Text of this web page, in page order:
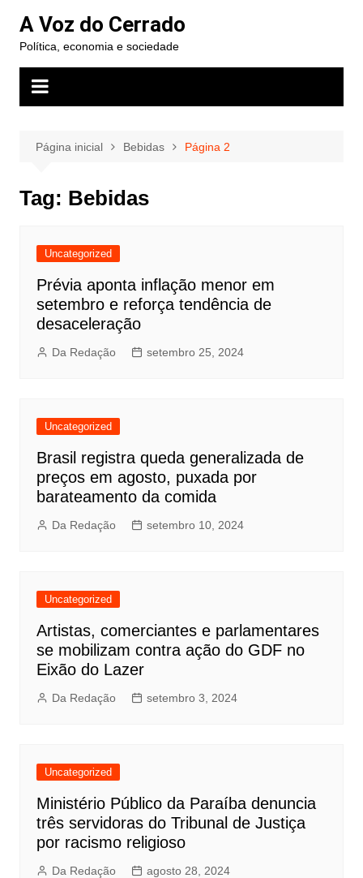
para
conteúdo
A Voz do Cerrado
Política, economia e sociedade
Página inicial Bebidas Página 2
Tag: Bebidas
Uncategorized
Prévia aponta inflação menor em
setembro e reforça tendência de
desaceleração
Da Redação setembro 25, 2024
Uncategorized
Brasil registra queda generalizada de
preços em agosto, puxada por
barateamento da comida
Da Redação setembro 10, 2024
Uncategorized
Artistas, comerciantes e parlamentares
se mobilizam contra ação do GDF no
Eixão do Lazer
Da Redação setembro 3, 2024
Uncategorized
Ministério Público da Paraíba denuncia
três servidoras do Tribunal de Justiça
por racismo religioso
Da Redação agosto 28, 2024